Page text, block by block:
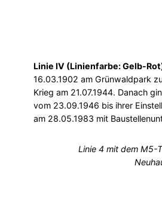
Linie IV (Linienfarbe: Gelb-
16.03.1902 am Grünwaldpark
Krieg am 21.07.1944. Danach
vom 23.09.1946 bis ihrer
am 28.05.1983 mit
Linie 4 mit dem M5-